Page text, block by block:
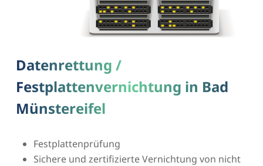
Datenrettung /
Festplattenvernichtung in Bad
Münstereifel
Festplattenprüfung
Sichere und zertifizierte Vernichtung von nicht